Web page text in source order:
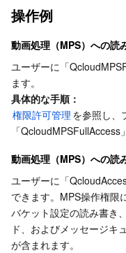
API Gateway
Cloud Object Storage
Cloud File Storage
Cloud Block Storage
Cloud HDFS
Data Accelerator
ストレージデータサービ
Cloud Log Service
Cloud Infinite
Smart Media Hosting
リレーショナルデータ
TencentDB for MySQL
TencentDB for
TencentDB for
TencentDB for SQL
リレーショナルデータ
TDSQL-C for MySQL
TDSQL for MySQL
TDSQL Boundless
NoSQLデータベース
Tencent Cloud
TencentDB for
TencentDB for
データベース SaaS サ
Data Transfer
Database Expert
ネットワーキング
Virtual Private Cloud
データセキュリティ
操作例
動画処理（MPS）への読
ユーザーに「
ます。
具体的な手順：
権限許可管理 を参照し、
「QcloudMPSFullAccess
動画処理（MPS）への読
ユーザーに「
できます。MPS操作権限
バケット設定の読み書き
ド、およびメッセージキ
が含まれます。